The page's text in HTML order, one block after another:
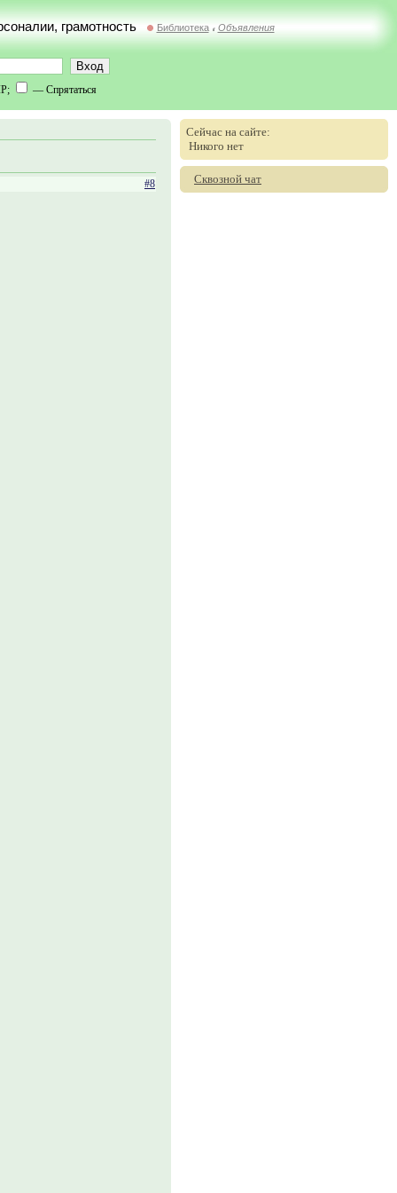
грамотность Библиотека // Объявления
— Спрятаться
#8
Сейчас на сайте:
Никого нет
Сквозной чат